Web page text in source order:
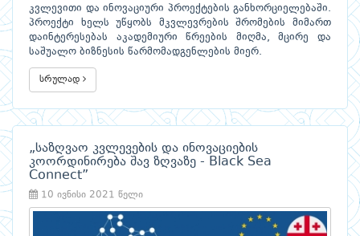
კვლევითი და ინოვაციური პროექტების განხორციელებაში.
პროექტი ხელს უწყობს მკვლევრების შრომების მიმართ
დაინტერესებას აკადემიური წრეების მიღმა, მცირე და
საშუალო ბიზნესის წარმომადგენლების მიერ.
სრულად
„საზღვაო კვლევების და ინოვაციების
კოორდინირება შავ ზღვაზე - Black Sea
Connect”
10 ივნისი 2021 წელი